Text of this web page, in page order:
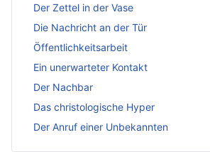
Der Zettel in der Vase
Die Nachricht an der Tür
Öffentlichkeitsarbeit
Ein unerwarteter Kontakt
Der Nachbar
Das christologische Hyper
Der Anruf einer Unbekannten